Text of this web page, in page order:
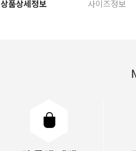
상품상세정보 사이즈정보